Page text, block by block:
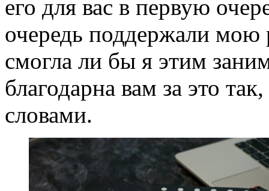
его для вас в первую
очередь поддержали мою
смогла ли бы я этим
благодарна вам за это
словами.